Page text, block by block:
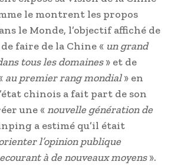
le montrent les propos
le Monde, l’objectif affiché de
faire de la Chine « un grand
tous les domaines» et de
au premier rang mondial» en
chinois a fait part de son
une «nouvelle génération de
a estimé qu’il était
l’opinion publique
à de nouveaux moyens».